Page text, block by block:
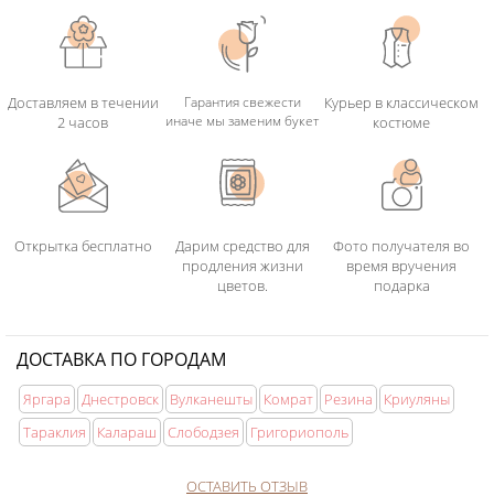
Доставляем в течении
2 часов
Гарантия свежести
иначе мы заменим букет
Курьер в классическом
костюме
Открытка бесплатно
Дарим средство для
продления жизни
цветов.
Фото получателя во
время вручения
подарка
ДОСТАВКА ПО ГОРОДАМ
Яргара Днестровск Вулканешты Комрат Резина
Криуляны
Тараклия
Калараш Слободзея Григориополь
ОСТАВИТЬ ОТЗЫВ